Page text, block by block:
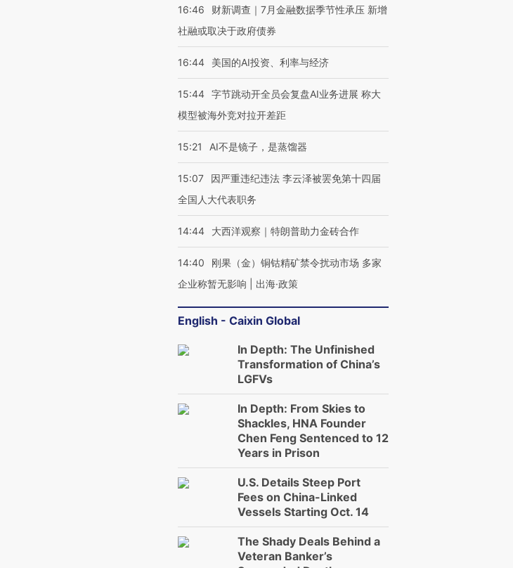
16:46
财新调查｜7月金融数据季节性承压 新增
社融或取决于政府债券
16:44 美国的AI投资、利率与经济
15:44 字节跳动开全员会复盘AI业务进展 称大
模型被海外竞对拉开差距
15:21 AI不是镜子，是蒸馏器
15:07
因严重违纪违法 李云泽被罢免第十四届
全国人大代表职务
14:44 大西洋观察｜特朗普助力金砖合作
14:40
刚果（金）铜钴精矿禁令扰动市场 多家
企业称暂无影响 | 出海·政策
English - Caixin Global
In Depth: The Unfinished
Transformation of China’s
LGFVs
In Depth: From Skies to
Shackles, HNA Founder
Chen Feng Sentenced to 12
Years in Prison
U.S. Details Steep Port
Fees on China-Linked
Vessels Starting Oct. 14
The Shady Deals Behind a
Veteran Banker’s